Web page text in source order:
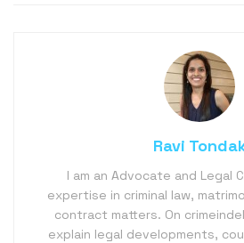
Ravi
I am an Advocate and Legal
expertise in criminal law,
contract matters. On
explain legal developments,